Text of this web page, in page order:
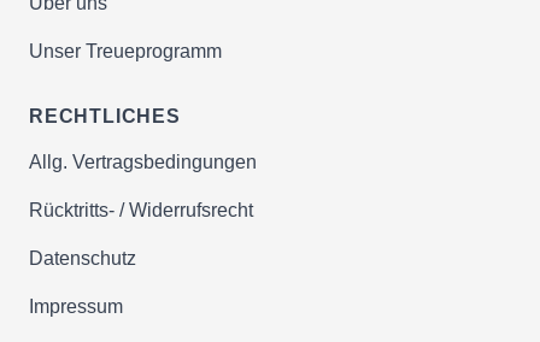
Unser Treueprogramm
RECHTLICHES
Allg. Vertragsbedingungen
Rücktritts- / Widerrufsrecht
Datenschutz
Impressum